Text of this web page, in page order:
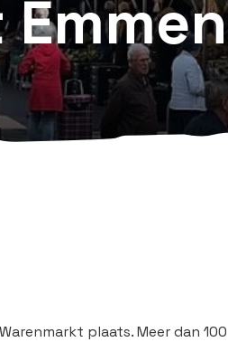
plaats. Meer dan 100